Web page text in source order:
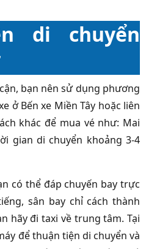
di chuyển
bạn nên sử dụng phương
ở Bến xe Miền Tây hoặc liên
khác để mua vé như: Mai
gian di chuyển khoảng 3-4
có thể đáp chuyến bay trực
sân bay chỉ cách thành
hãy đi taxi về trung tâm. Tại
để thuận tiện di chuyển và